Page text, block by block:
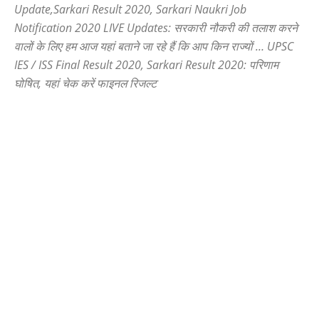
Update,Sarkari Result2020, Sarkari Naukri Job
Notification 2020 LIVE Updates: सरकारी नौकरी की तलाश करने
वालों के लिए हम आज यहां बताने जा रहे हैं कि आप किन राज्यों … UPSC
IES / ISS Final Result 2020, Sarkari Result2020: परिणाम
घोषित, यहां चेक करें फाइनल रिजल्ट